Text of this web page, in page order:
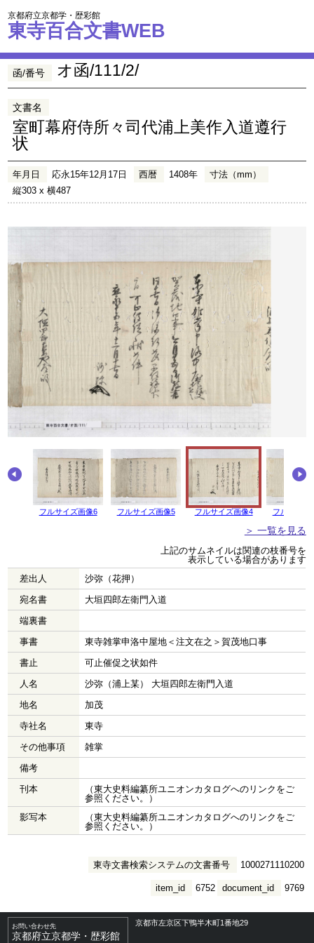
京都府立京都学・歴彩館
東寺百合文書WEB
函/番号 オ函/111/2/
文書名
室町幕府侍所々司代浦上美作入道遵行
状
年月日 応永15年12月17日 西暦 1408年
寸法（mm）
縦303 x 横487
フルサイズ画像6 フルサイズ画像5 フルサイズ画像4 フルサイズ
＞ 一覧を見る
上記のサムネイルは関連の枝番号を
表示している場合があります
差出人
沙弥（花押）
宛名書
大垣四郎左衛門入道
端裏書
事書
東寺雑掌申洛中屋地＜注文在之＞賀茂地口事
書止
可止催促之状如件
人名
沙弥（浦上某） 大垣四郎左衛門入道
地名
加茂
寺社名
東寺
その他事項
雑掌
備考
刊本
（東大史料編纂所ユニオンカタログへのリンクをご
参照ください。）
影写本
（東大史料編纂所ユニオンカタログへのリンクをご
参照ください。）
東寺文書検索システムの文書番号 1000271110200
document_id 9769
item_id 6752
お問い合わせ先
京都府立京都学・歴彩館
京都市左京区下鴨半木町1番地29